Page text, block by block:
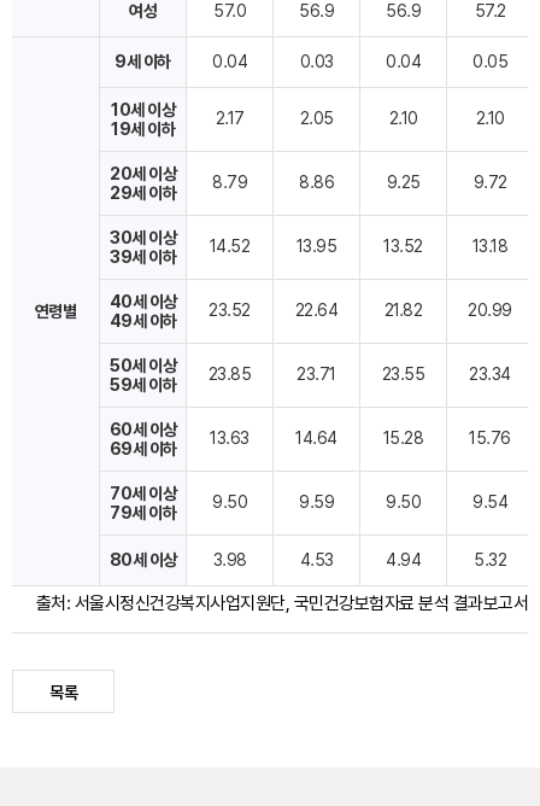
(2014~2021)
여성 57.0 56.9 56.9 57.2
연령별
9세 이하 0.04 0.03 0.04 0.05
10세 이상
19세 이하
2.17 2.05 2.10 2.10
20세 이상
29세 이하
8.79 8.86 9.25 9.72
30세 이상
39세 이하
14.52 13.95 13.52 13.18
40세 이상
49세 이하
23.52 22.64 21.82 20.99
50세 이상
59세 이하
23.85 23.71 23.55 23.34
60세 이상
69세 이하
13.63 14.64 15.28 15.76
70세 이상
79세 이하
9.50 9.59 9.50 9.54
80세 이상 3.98 4.53 4.94 5.32
출처: 서울시정신건강복지사업지원단, 국민건강보험자료 분석 결과보고서
목록